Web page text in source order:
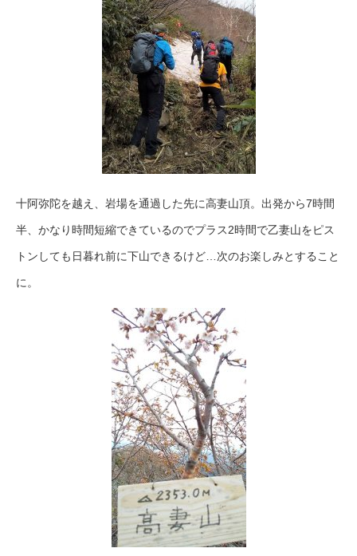
十阿弥陀を越え、岩場を通過した先に高妻山頂。出発から7時間
半、かなり時間短縮できているのでプラス2時間で乙妻山をピス
トンしても日暮れ前に下山できるけど…次のお楽しみとすること
に。